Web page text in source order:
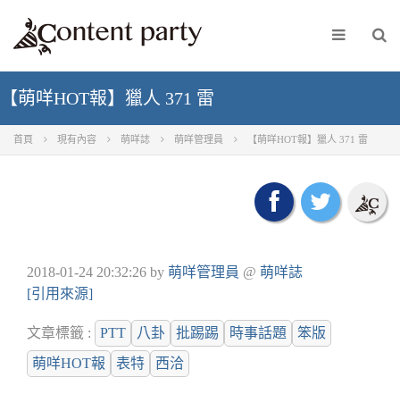
【萌咩HOT報】獵人 371 雷
首頁 現有內容 萌咩誌 萌咩管理員 【萌咩HOT報】獵人 371 雷
2018-01-24 20:32:26 by 萌咩管理員 @ 萌咩誌
[引用來源]
文章標籤 : PTT 八卦 批踢踢 時事話題
笨版
萌咩HOT報
表特 西洽